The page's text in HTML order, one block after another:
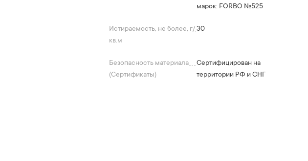
марок: FORBO №525
Истираемость, не более, г/
кв.м
30
Безопасность материала
(Сертификаты)
Сертифицирован на
территории РФ и СНГ